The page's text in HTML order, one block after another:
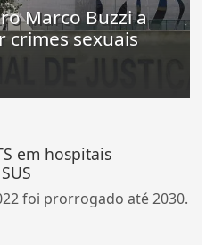
Marco Buzzi a
crimes sexuais
em hospitais
foi prorrogado até 2030.